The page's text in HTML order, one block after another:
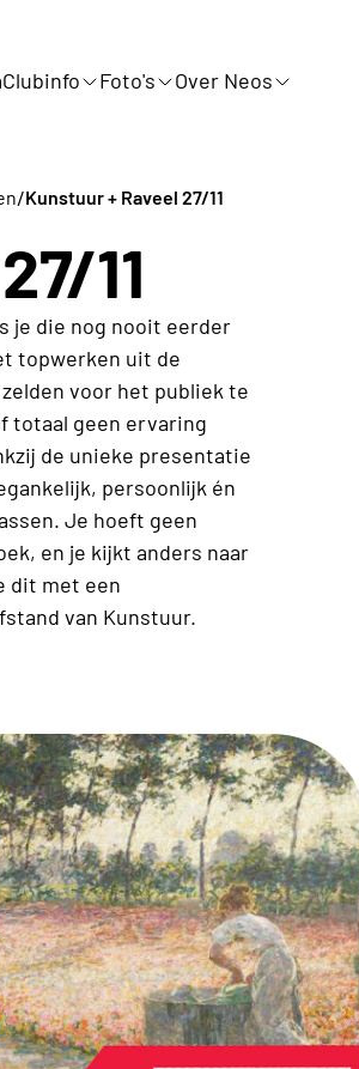
Clubinfo Foto's Over Neos
/Kunstuur + Raveel 27/11
11
je die nog nooit eerder
topwerken uit de
voor het publiek te
totaal geen ervaring
de unieke presentatie
persoonlijk én
Je hoeft geen
en je kijkt anders naar
dit met een
van Kunstuur.